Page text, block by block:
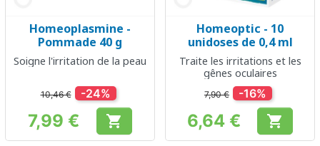
Homeoplasmine -
Pommade 40 g
Soigne l'irritation de la peau
10,46 € -24%
Prix
7,99 € 
Homeoptic - 10
unidoses de 0,4 ml
Traite les irritations et les
gênes oculaires
7,90 € -16%
Prix
6,64 € 